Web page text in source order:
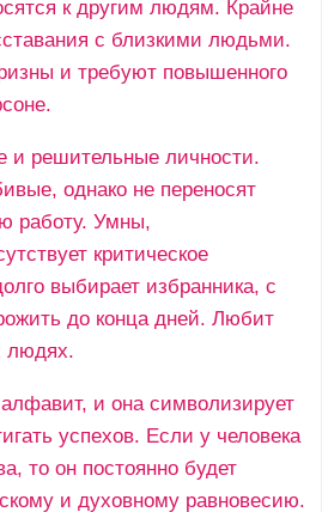
к другим людям. Крайне
с близкими людьми.
и требуют повышенного
и решительные личности.
однако не переносят
работу. Умны,
критическое
выбирает избранника, с
до конца дней. Любит
людях.
и она символизирует
успехов. Если у человека
то он постоянно будет
и духовному равновесию.